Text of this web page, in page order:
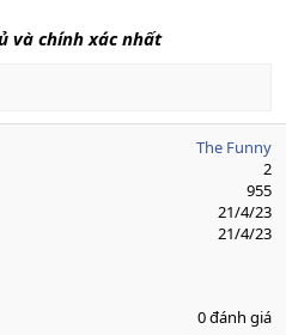
và chính xác nhất
The Funny
2
955
21/4/23
21/4/23
0 đánh giá